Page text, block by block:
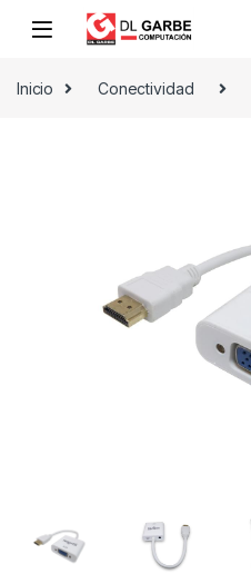
Inicio Conectividad